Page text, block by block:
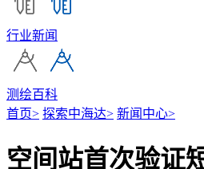
行业新闻
测绘百科
首页> 探索中海达> 新闻中心>
空间站首次验证